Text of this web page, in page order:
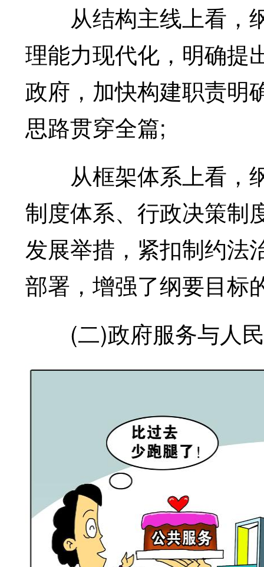
从结构主线上看，
理能力现代化，明确提
政府，加快构建职责明
思路贯穿全篇;
从框架体系上看，
制度体系、行政决策制
发展举措，紧扣制约法
部署，增强了纲要目标
(二)政府服务与人